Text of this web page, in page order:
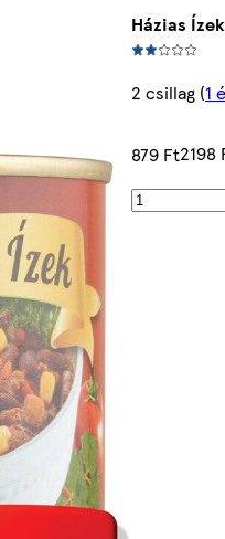
Házias
2 csillag (1
879 Ft